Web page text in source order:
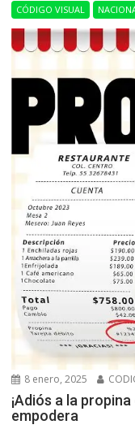
CÓDIGO VISUAL
8 enero, 2025
¡Adiós a la
empodera